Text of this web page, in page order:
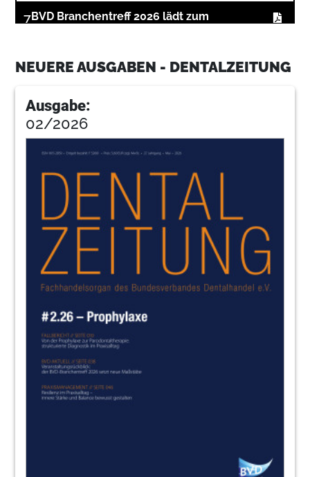
7BVD Branchentreff 2026 lädt zum
Redaktion
9infotage FACHDENTAL: Leipzig und
München 2026 – Regionale Fachmessen mit
starken Partnerschaften
Redaktion
Direktes Frontzahnveneer mit einem
farbreduzierten Universal-Bulk-Fill-
Komposit
Prof. Dr. Jürgen Manhart / München
KaVo Dental GmbH
Vom Zeitfresser zum Effizienzmotor: So
gelingt die Materialwirtschaft
Valbon Mulaku / Langen
Interview: Bereit für die Zukunft der
NEUERE AUSGABEN - DENTALZEITUNG
Ausgabe:
02/2026